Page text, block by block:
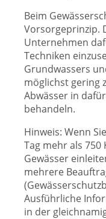
Beim
Vorsorgeprinzip.
Unternehmen
Techniken
Grundwassers
möglichst gering
Abwässer in
behandeln.
Hinweis: Wenn
Tag mehr als
Gewässer
mehrere
Ausführliche
in der